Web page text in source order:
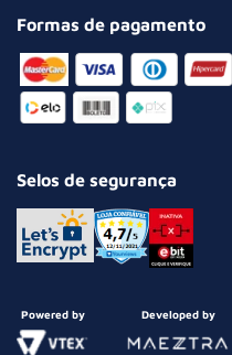
Formas de pagamento
Selos de segurança
Powered by Developed by